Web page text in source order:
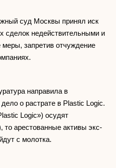
суд Москвы принял иск
сделок недействительными и
запретив отчуждение
направила в
дело о растрате в Plastic Logic.
Logic») осудят
то арестованные активы экс-
с молотка.